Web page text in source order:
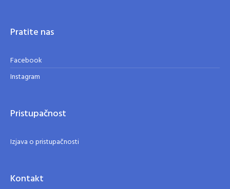
Pratite nas
Facebook
Instagram
Pristupačnost
Izjava o pristupačnosti
Kontakt